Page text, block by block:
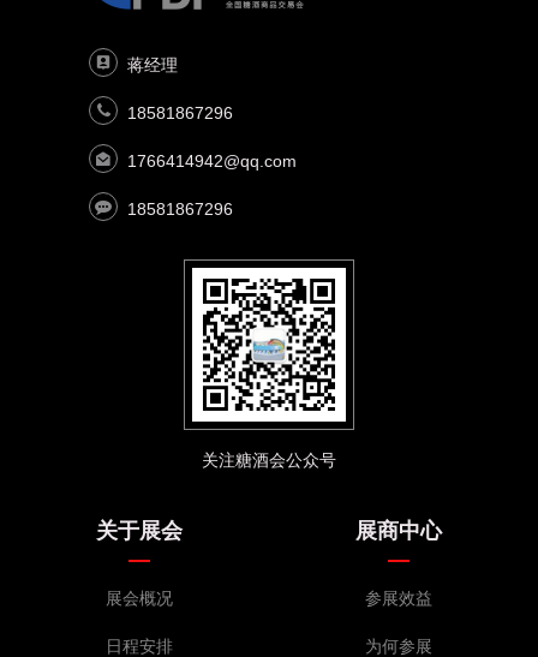
蒋经理
18581867296
1766414942@qq.com
18581867296
关注糖酒会公众号
关于展会
展会概况
日程安排
展商中心
参展效益
为何参展